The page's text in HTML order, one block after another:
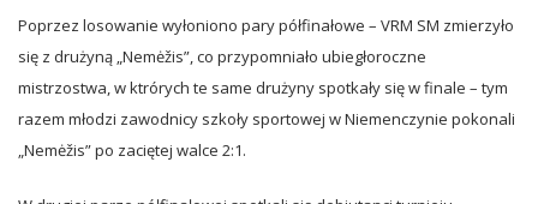
Poprzez losowanie wyłoniono pary półfinałowe – VRM SM zmierzyło
się z drużyną „Nemėžis”, co przypomniało ubiegłoroczne
mistrzostwa, w ktrórych te same drużyny spotkały się w finale – tym
razem młodzi zawodnicy szkoły sportowej w Niemenczynie pokonali
„Nemėžis” po zaciętej walce 2:1.